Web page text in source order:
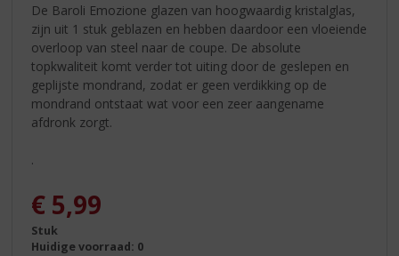
De Baroli Emozione glazen van hoogwaardig kristalglas,
zijn uit 1 stuk geblazen en hebben daardoor een vloeiende
overloop van steel naar de coupe. De absolute
topkwaliteit komt verder tot uiting door de geslepen en
geplijste mondrand, zodat er geen verdikking op de
mondrand ontstaat wat voor een zeer aangename
afdronk zorgt.
.
€ 5,99
Stuk
Huidige voorraad: 0